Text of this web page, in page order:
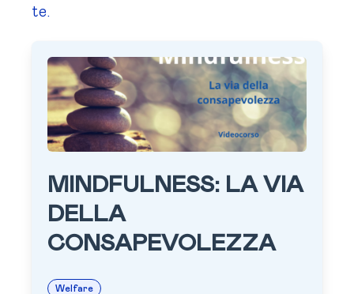
te.
MINDFULNESS: LA VIA
DELLA
CONSAPEVOLEZZA
Welfare